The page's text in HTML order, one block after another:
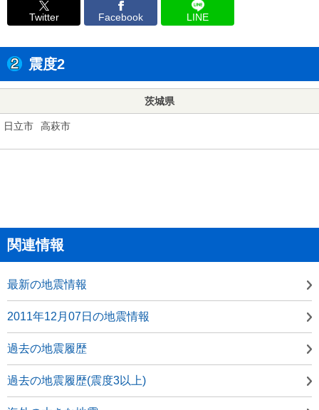
Twitter Facebook LINE
震度2
茨城県
日立市 高萩市
関連情報
最新の地震情報
2011年12月07日の地震情報
過去の地震履歴
過去の地震履歴(震度3以上)